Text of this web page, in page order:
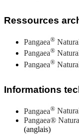
Ressources
Pangaea®
Pangaea®
Pangaea®
Informations
Pangaea®
Pangaea®
(anglais)